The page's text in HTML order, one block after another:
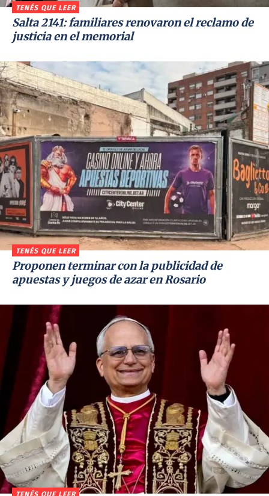
TENÉS QUE LEER
Salta 2141: familiares renovaron el reclamo de
justicia en el memorial
TENÉS QUE LEER
Proponen terminar con la publicidad de
apuestas y juegos de azar en Rosario
TENÉS QUE LEER